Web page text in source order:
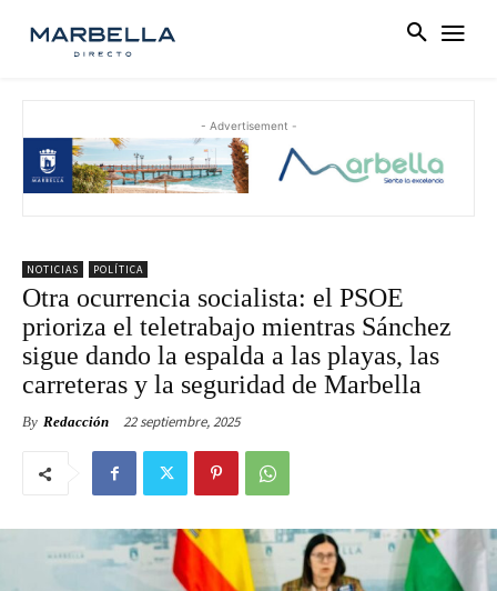
- Advertisement -
NOTICIAS POLÍTICA
Otra ocurrencia socialista: el PSOE
prioriza el teletrabajo mientras Sánchez
sigue dando la espalda a las playas, las
carreteras y la seguridad de Marbella
By Redacción 22 septiembre, 2025